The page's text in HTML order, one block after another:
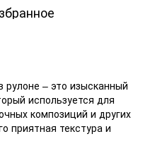
рулоне – это изысканный
используется для
композиций и других
приятная текстура и